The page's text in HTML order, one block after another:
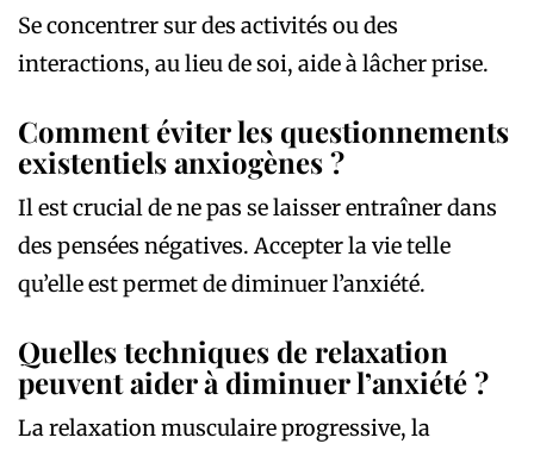
Se concentrer sur des activités ou des
interactions, au lieu de soi, aide à lâcher prise.
Comment éviter les questionnements
existentiels anxiogènes ?
Il est crucial de ne pas se laisser entraîner dans
des pensées négatives. Accepter la vie telle
qu’elle est permet de diminuer l’anxiété.
Quelles techniques de relaxation
peuvent aider à diminuer l’anxiété ?
La relaxation musculaire progressive, la